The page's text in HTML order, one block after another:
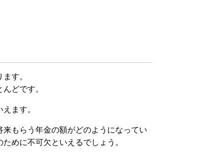
す。
どです。
ます。
もらう年金の額がどのようになってい
めに不可欠といえるでしょう。